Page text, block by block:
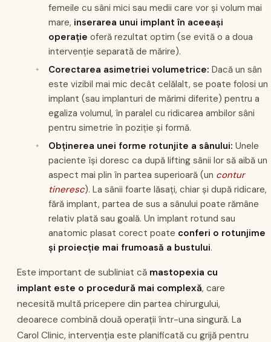
femeile cu sâni mici sau medii care vor și volum mai
mare, inserarea unui implant în aceeași
operație oferă rezultat optim (se evită o a doua
intervenție separată de mărire).
Corectarea asimetriei volumetrice: Dacă un sân
este vizibil mai mic decât celălalt, se poate folosi un
implant (sau implanturi de mărimi diferite) pentru a
egaliza volumul, în paralel cu ridicarea ambilor sâni
pentru simetrie în poziție și formă.
Obținerea unei forme rotunjite a sânului: Unele
paciente își doresc ca după lifting sânii lor să aibă un
aspect mai plin în partea superioară (un contur
tineresc). La sânii foarte lăsați, chiar și după ridicare,
fără implant, partea de sus a sânului poate rămâne
relativ plată sau goală. Un implant rotund sau
anatomic plasat corect poate conferi o rotunjime
și proiecție mai frumoasă a bustului.
Este important de subliniat că mastopexia cu
implant este o procedură mai complexă, care
necesită multă pricepere din partea chirurgului,
deoarece combină două operații într-una singură. La
Carol Clinic, intervenția este planificată cu grijă pentru